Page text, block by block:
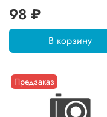
98 ₽
В корзину
Предзаказ